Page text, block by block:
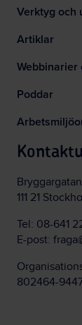
Verktyg och
Artiklar
Webbinarier
Poddar
111 21
Tel: 08-641
E-post:
802464-